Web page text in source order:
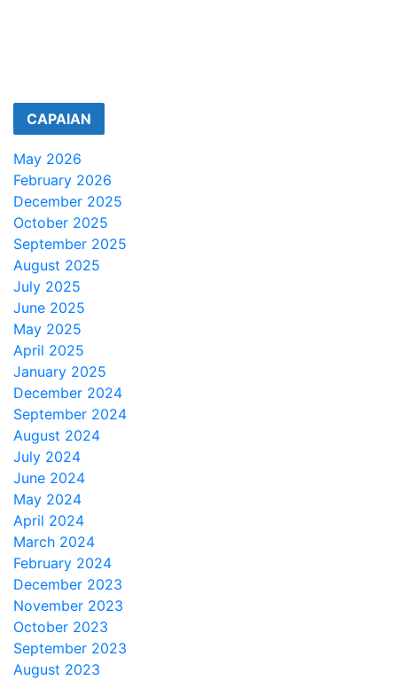
CAPAIAN
May 2026
February 2026
December 2025
October 2025
September 2025
August 2025
July 2025
June 2025
May 2025
April 2025
January 2025
December 2024
September 2024
August 2024
July 2024
June 2024
May 2024
April 2024
March 2024
February 2024
December 2023
November 2023
October 2023
September 2023
August 2023